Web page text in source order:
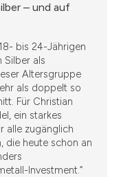
– und auf
bis 24-Jährigen
Silber als
Altersgruppe
als doppelt so
Für Christian
ein starkes
alle zugänglich
die heute schon an
Investment.“